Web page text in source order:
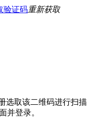
验证码重新获取
选取该二维码进行扫描
并登录。